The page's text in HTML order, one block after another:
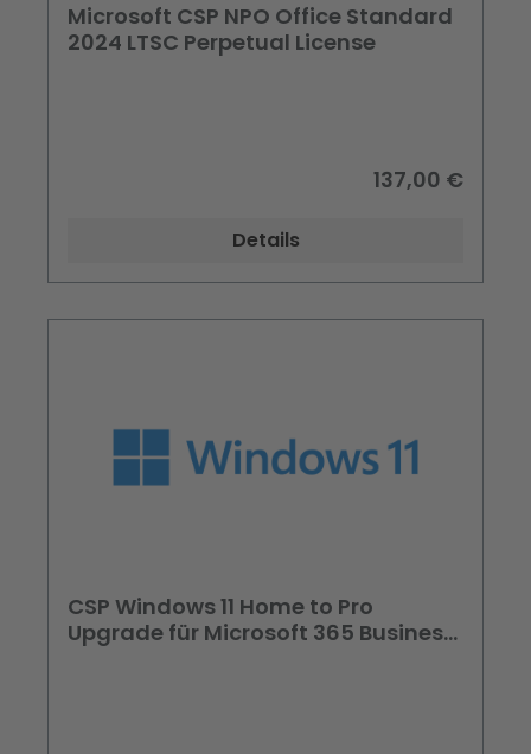
Microsoft CSP NPO Office Standard
2024 LTSC Perpetual License
137,00 €
Details
CSP Windows 11 Home to Pro
Upgrade für Microsoft 365 Business